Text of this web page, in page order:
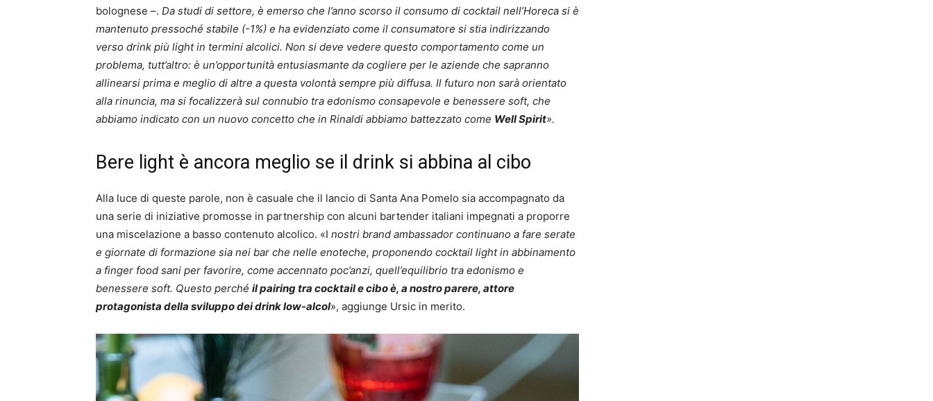
bolognese –. Da studi di settore, è emerso che l’anno scorso il consumo di cocktail nell’Horeca si è
mantenuto pressoché stabile (-1%) e ha evidenziato come il consumatore si stia indirizzando
verso drink più light in termini alcolici. Non si deve vedere questo comportamento come un
problema, tutt’altro: è un’opportunità entusiasmante da cogliere per le aziende che sapranno
allinearsi prima e meglio di altre a questa volontà sempre più diffusa. Il futuro non sarà orientato
alla rinuncia, ma si focalizzerà sul connubio tra edonismo consapevole e benessere soft, che
abbiamo indicato con un nuovo concetto che in Rinaldi abbiamo battezzato come Well Spirit».
Bere light è ancora meglio se il drink si abbina al cibo
Alla luce di queste parole, non è casuale che il lancio di Santa Ana Pomelo sia accompagnato da
una serie di iniziative promosse in partnership con alcuni bartender italiani impegnati a proporre
una miscelazione a basso contenuto alcolico. «I nostri brand ambassador continuano a fare serate
e giornate di formazione sia nei bar che nelle enoteche, proponendo cocktail light in abbinamento
a finger food sani per favorire, come accennato poc’anzi, quell’equilibrio tra edonismo e
benessere soft. Questo perché il pairing tra cocktail e cibo è, a nostro parere, attore
protagonista della sviluppo dei drink low-alcol», aggiunge Ursic in merito.